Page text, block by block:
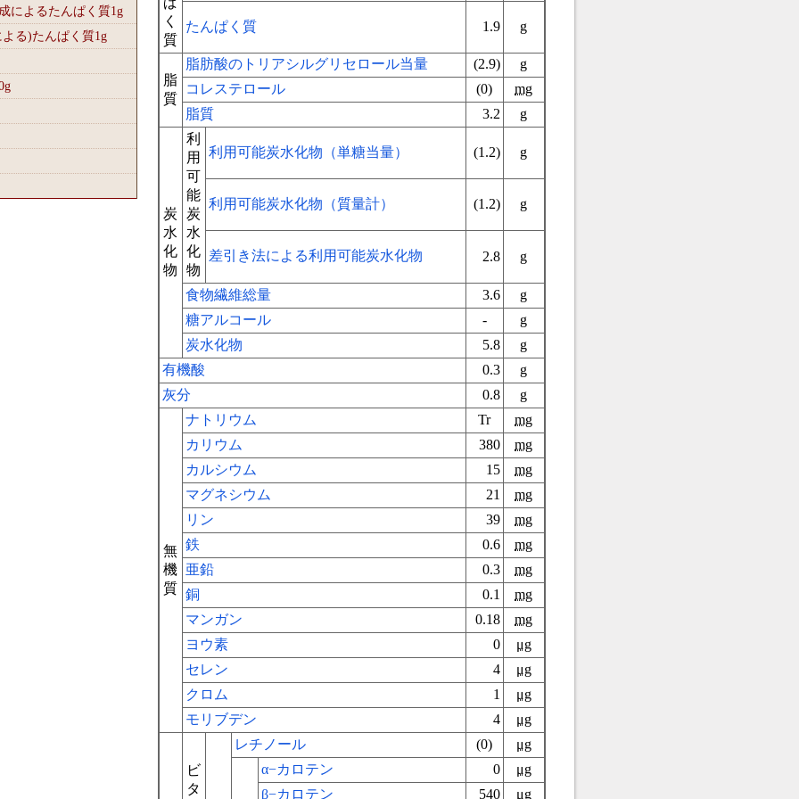
によるたんぱく質1g
る)たんぱく質1g
g
く
質
たんぱく質 1.9 g
脂
質
脂肪酸のトリアシルグリセロール当量 (2.9)
g
コレステロール
(0)
mg
脂質
3.2 g
炭
水
化
物
利
用
可
能
炭
水
化
物
利用可能炭水化物（単糖当量） (1.2) g
利用可能炭水化物（質量計） (1.2) g
差引き法による利用可能炭水化物 2.8 g
食物繊維総量 3.6
g
糖アルコール
-
g
炭水化物
5.8
g
有機酸
0.3
g
灰分
0.8 g
無
機
質
ナトリウム Tr
mg
カリウム
380
mg
カルシウム
15
mg
マグネシウム
21
mg
リン
39
mg
鉄
0.6
mg
亜鉛
0.3
mg
銅
0.1
mg
マンガン
0.18
mg
ヨウ素
0
μg
セレン
4
μg
クロム
1
μg
モリブデン
4 μg
ビ
タ
レチノール (0)
μg
α−カロテン
0
μg
β−カロテン
540 μg